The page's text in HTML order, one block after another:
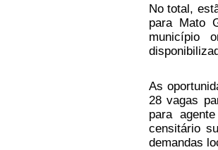
No total,
para Mato
município
As
28 vagas
para
censitário
demandas